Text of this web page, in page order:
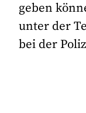
geben
unter der
bei der